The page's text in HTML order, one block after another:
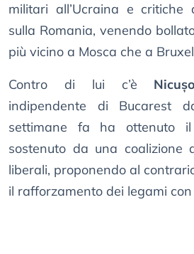
militari all’Ucraina e critiche
sulla Romania, venendo
più vicino a Mosca che a
Contro di lui c’è
indipendente di Bucarest
settimane fa ha ottenuto
sostenuto da una coalizione
liberali, proponendo al
il rafforzamento dei legami con